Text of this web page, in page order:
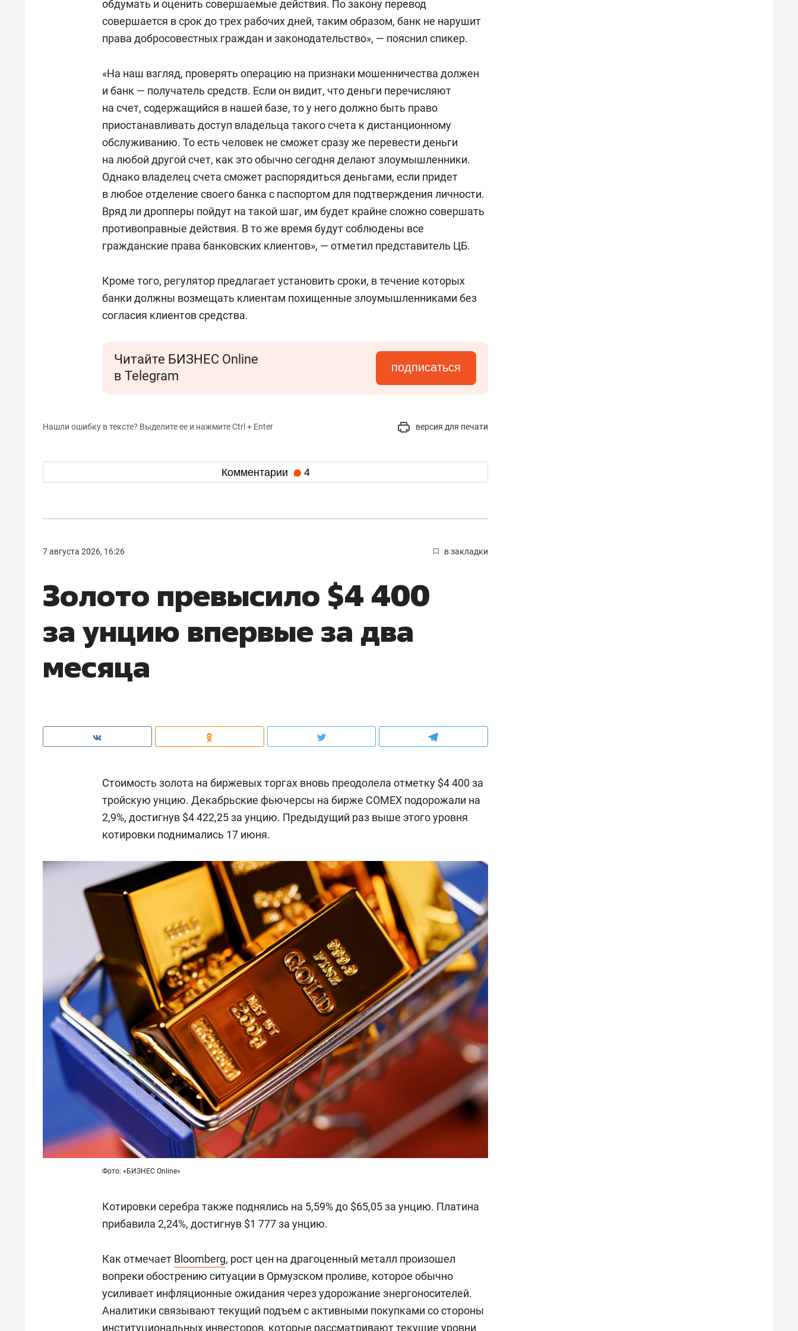
обдумать и оценить совершаемые действия. По закону перевод
совершается в срок до трех рабочих дней, таким образом, банк не нарушит
права добросовестных граждан и законодательство», — пояснил спикер.
«На наш взгляд, проверять операцию на признаки мошенничества должен
и банк — получатель средств. Если он видит, что деньги перечисляют
на счет, содержащийся в нашей базе, то у него должно быть право
приостанавливать доступ владельца такого счета к дистанционному
обслуживанию. То есть человек не сможет сразу же перевести деньги
на любой другой счет, как это обычно сегодня делают злоумышленники.
Однако владелец счета сможет распорядиться деньгами, если придет
в любое отделение своего банка с паспортом для подтверждения личности.
Вряд ли дропперы пойдут на такой шаг, им будет крайне сложно совершать
противоправные действия. В то же время будут соблюдены все
гражданские права банковских клиентов», — отметил представитель ЦБ.
Кроме того, регулятор предлагает установить сроки, в течение которых
банки должны возмещать клиентам похищенные злоумышленниками без
согласия клиентов средства.
Читайте БИЗНЕС Online
в Telegram
подписаться
Нашли ошибку в тексте? Выделите ее и нажмите Ctrl + Enter версия для печати
Комментарии 4
7 августа 2026, 16:26 в закладки
Золото превысило $4 400
за унцию впервые за два
месяца
Стоимость золота на биржевых торгах вновь преодолела отметку $4 400 за
тройскую унцию. Декабрьские фьючерсы на бирже COMEX подорожали на
2,9%, достигнув $4 422,25 за унцию. Предыдущий раз выше этого уровня
котировки поднимались 17 июня.
Фото: «БИЗНЕС Online»
Котировки серебра также поднялись на 5,59% до $65,05 за унцию. Платина
прибавила 2,24%, достигнув $1 777 за унцию.
Как отмечает Bloomberg, рост цен на драгоценный металл произошел
вопреки обострению ситуации в Ормузском проливе, которое обычно
усиливает инфляционные ожидания через удорожание энергоносителей.
Аналитики связывают текущий подъем с активными покупками со стороны
институциональных инвесторов, которые рассматривают текущие уровни